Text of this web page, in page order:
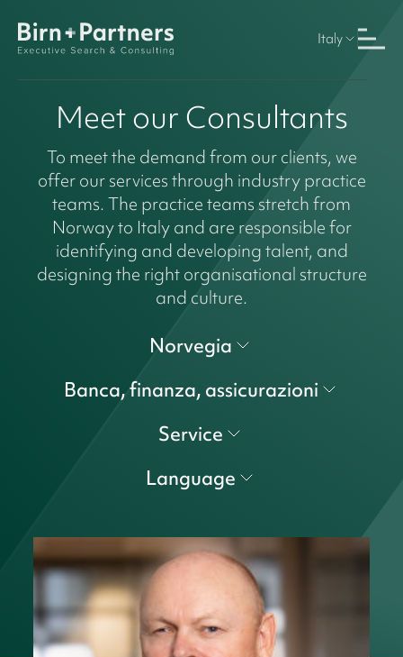
Italy
Meet our Consultants
To meet the demand from our clients, we
offer our services through industry practice
teams. The practice teams stretch from
Norway to Italy and are responsible for
identifying and developing talent, and
designing the right organisational structure
and culture.
Norvegia
Banca, finanza, assicurazioni
Service
Language